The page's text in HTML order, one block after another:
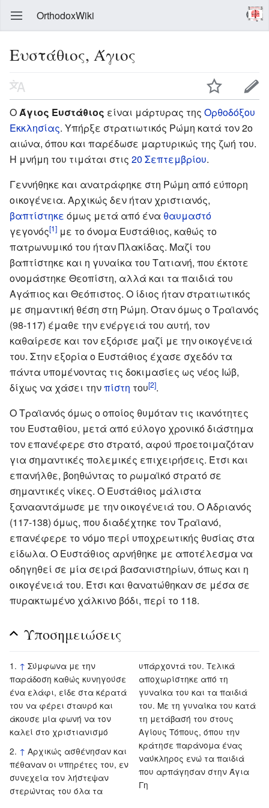
OrthodoxWiki
Ευστάθιος, Άγιος
Ο Άγιος Ευστάθιος είναι μάρτυρας της Ορθοδόξου
Εκκλησίας. Υπήρξε στρατιωτικός Ρώμη κατά τον 2ο
αιώνα, όπου και παρέδωσε μαρτυρικώς της ζωή του.
Η μνήμη του τιμάται στις 20 Σεπτεμβρίου.
Γεννήθηκε και ανατράφηκε στη Ρώμη από εύπορη
οικογένεια. Αρχικώς δεν ήταν χριστιανός,
βαπτίστηκε όμως μετά από ένα θαυμαστό
γεγονός[1] με το όνομα Ευστάθιος, καθώς το
πατρωνυμικό του ήταν Πλακίδας. Μαζί του
βαπτίστηκε και η γυναίκα του Τατιανή, που έκτοτε
ονομάστηκε Θεοπίστη, αλλά και τα παιδιά του
Αγάπιος και Θεόπιστος. Ο ίδιος ήταν στρατιωτικός
με σημαντική θέση στη Ρώμη. Όταν όμως ο Τραϊανός
(98-117) έμαθε την ενέργειά του αυτή, τον
καθαίρεσε και τον εξόρισε μαζί με την οικογένειά
του. Στην εξορία ο Ευστάθιος έχασε σχεδόν τα
πάντα υπομένοντας τις δοκιμασίες ως νέος Ιώβ,
δίχως να χάσει τηνπίστη του[2].
Ο Τραϊανός όμως ο οποίος θυμόταν τις ικανότητες
του Ευσταθίου, μετά από εύλογο χρονικό διάστημα
τον επανέφερε στο στρατό, αφού προετοιμαζόταν
για σημαντικές πολεμικές επιχειρήσεις. Έτσι και
επανήλθε, βοηθώντας το ρωμαϊκό στρατό σε
σημαντικές νίκες. Ο Ευστάθιος μάλιστα
ξανααντάμωσε με την οικογένειά του. Ο Αδριανός
(117-138) όμως, που διαδέχτηκε τον Τραϊανό,
επανέφερε το νόμο περί υποχρεωτικής θυσίας στα
είδωλα. Ο Ευστάθιος αρνήθηκε με αποτέλεσμα να
οδηγηθεί σε μία σειρά βασανιστηρίων, όπως και η
οικογένειά του. Έτσι και θανατώθηκαν σε μέσα σε
πυρακτωμένο χάλκινο βόδι, περί το 118.
Υποσημειώσεις
↑ Σύμφωνα με την
παράδοση καθώς κυνηγούσε
ένα ελάφι, είδε στα κέρατά
του να φέρει σταυρό και
άκουσε μία φωνή να τον
καλεί στο χριστιανισμό
↑ Αρχικώς ασθένησαν και
πέθαναν οι υπηρέτες του, εν
συνεχεία τον λήστεψαν
στερώντας του όλα τα
υπάρχοντά του. Τελικά
αποχωρίστηκε από τη
γυναίκα του και τα παιδιά
του. Με τη γυναίκα του κατά
τη μετάβασή του στους
Αγίους Τόπους, όπου την
κράτησε παράνομα ένας
ναύκληρος ενώ τα παιδιά
που αρπάγησαν στην Άγια
Γη